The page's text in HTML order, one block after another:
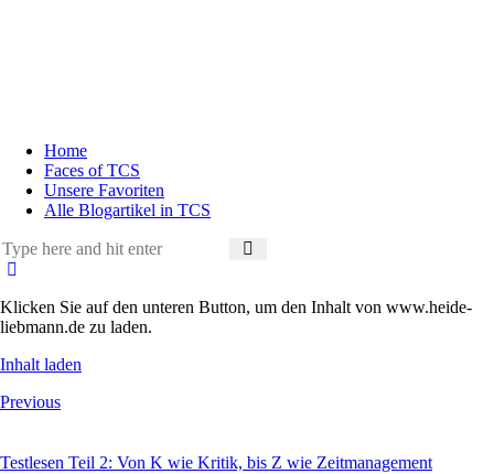
Home
Faces of TCS
Unsere Favoriten
Alle Blogartikel in TCS
Klicken Sie auf den unteren Button, um den Inhalt von www.heide-
liebmann.de zu laden.
Inhalt laden
Beitragsnavigation
Previous
Testlesen Teil 2: Von K wie Kritik, bis Z wie Zeitmanagement